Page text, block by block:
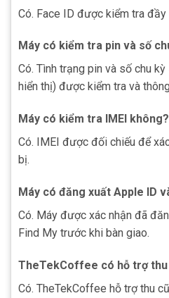
Có. Face ID được kiểm tra
Máy có kiểm tra pin và số
Có. Tình trạng pin và số chu
hiển thị) được kiểm tra và
Máy có kiểm tra IMEI không?
Có. IMEI được đối chiếu để
bị.
Máy có đăng xuất Apple ID
Có. Máy được xác nhận đã
Find My trước khi bàn giao.
TheTekCoffee có hỗ trợ thu
Có. TheTekCoffee hỗ trợ thu